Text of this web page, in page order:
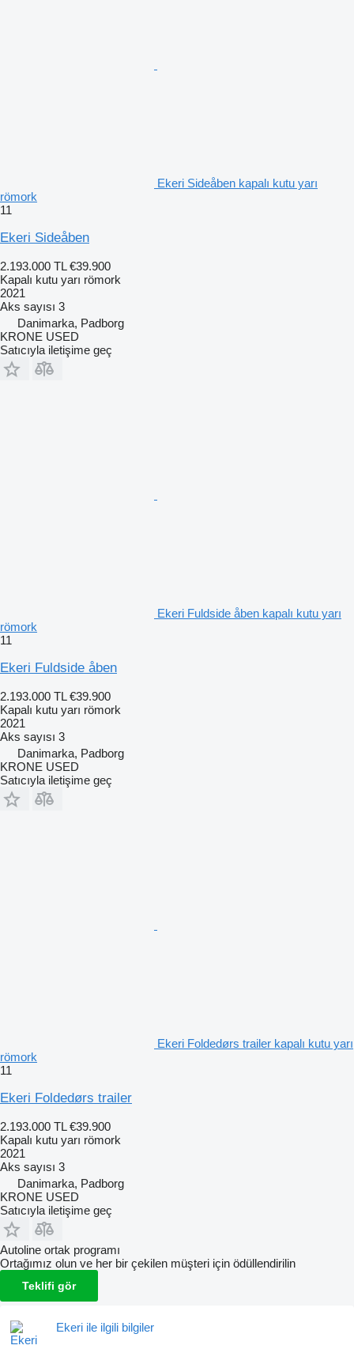
Ekeri Sideåben kapalı kutu yarı
römork
11
Ekeri Sideåben
2.193.000 TL €39.900
Kapalı kutu yarı römork
2021
Aks sayısı 3
Danimarka, Padborg
KRONE USED
Satıcıyla iletişime geç
Ekeri Fuldside åben kapalı kutu yarı
römork
11
Ekeri Fuldside åben
2.193.000 TL €39.900
Kapalı kutu yarı römork
2021
Aks sayısı 3
Danimarka, Padborg
KRONE USED
Satıcıyla iletişime geç
Ekeri Foldedørs trailer kapalı kutu yarı
römork
11
Ekeri Foldedørs trailer
2.193.000 TL €39.900
Kapalı kutu yarı römork
2021
Aks sayısı 3
Danimarka, Padborg
KRONE USED
Satıcıyla iletişime geç
Autoline ortak programı
Ortağımız olun ve her bir çekilen müşteri için ödüllendirilin
Teklifi gör
Ekeri ile ilgili bilgiler